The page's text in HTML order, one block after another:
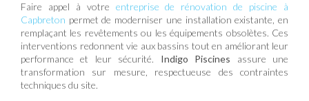
Faire appel à votre entreprise de rénovation de piscine à
Capbreton permet de moderniser une installation existante, en
remplaçant les revêtements ou les équipements obsolètes. Ces
interventions redonnent vie aux bassins tout en améliorant leur
performance et leur sécurité. Indigo Piscines assure une
transformation sur mesure, respectueuse des contraintes
techniques du site.